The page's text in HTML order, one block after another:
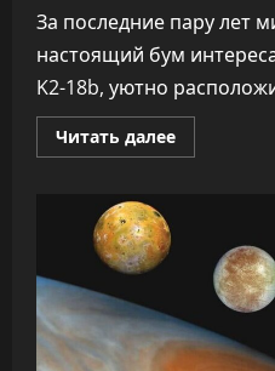
За последние пару лет
настоящий бум
K2-18b, уютно
Читать далееПрочитать
больше
Земли
планету
K2-
18b,